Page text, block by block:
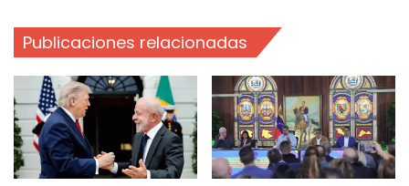
Publicaciones relacionadas